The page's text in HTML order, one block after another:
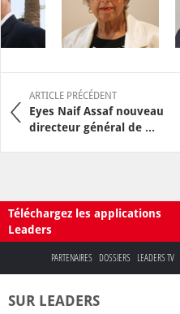
ARTICLE PRÉCÉDENT
Eyes Naif Assaf nouveau
directeur général de ...
Téléchargez les applications
Leaders
PARTENAIRES DOSSIERS LEADERS TV
SUR LEADERS